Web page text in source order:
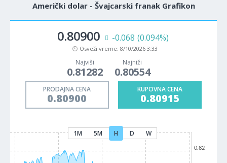
Američki dolar - Švajcarski franak Grafikon
0.80900 -0.068 (0.094%)
Osveži vreme: 8/10/2026 3:33
Najviši
0.81282
Najniži
0.80554
PRODAJNA CENA
0.80900
KUPOVNA CENA
0.80915
1M 5M H D W
0.82